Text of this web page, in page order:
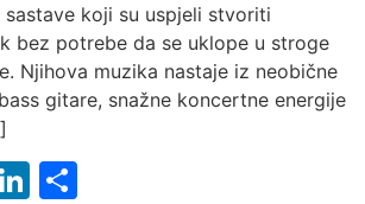
koji su uspjeli stvoriti
bez potrebe da se uklope u stroge
Njihova muzika nastaje iz neobične
gitare, snažne koncertne energije
LinkedIn